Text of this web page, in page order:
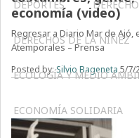
DEPORTES
DERECHOS DE LA NIÑEZ
ECOLOGÍA Y MEDIO
ECONOMÍA SOLIDARIA
economía (video)
Regresar a Diario Mar de Ajó,
Atemporales – Prensa
Posted by:Silvio Bageneta 5/7/